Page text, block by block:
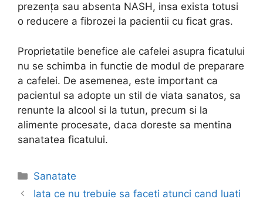
prezența sau absenta NASH, insa exista totusi
o reducere a fibrozei la pacientii cu ficat gras.
Proprietatile benefice ale cafelei asupra ficatului
nu se schimba in functie de modul de preparare
a cafelei. De asemenea, este important ca
pacientul sa adopte un stil de viata sanatos, sa
renunte la alcool si la tutun, precum si la
alimente procesate, daca doreste sa mentina
sanatatea ficatului.
Categories
Sanatate
PostIata ce nu trebuie sa faceti atunci cand luati